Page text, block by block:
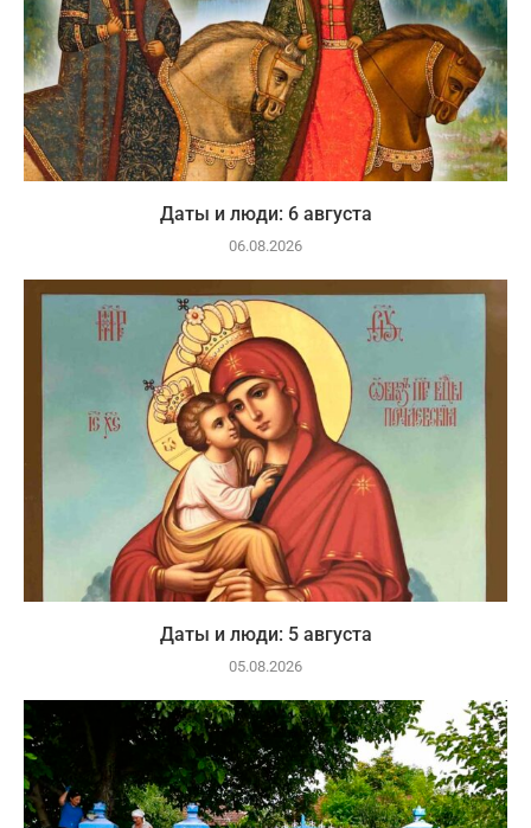
Даты и люди: 6 августа
06.08.2026
Даты и люди: 5 августа
05.08.2026